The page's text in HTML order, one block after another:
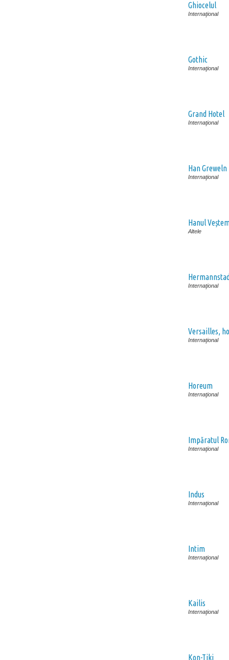
Ghiocelul
Internaţional
Gothic
Internaţional
Grand Hotel
Internaţional
Han Greweln
Internaţional
Hanul
Altele
Internaţional
Versailles,
Internaţional
Horeum
Internaţional
Impăratul
Internaţional
Indus
Internaţional
Intim
Internaţional
Kailis
Internaţional
Kon-Tiki